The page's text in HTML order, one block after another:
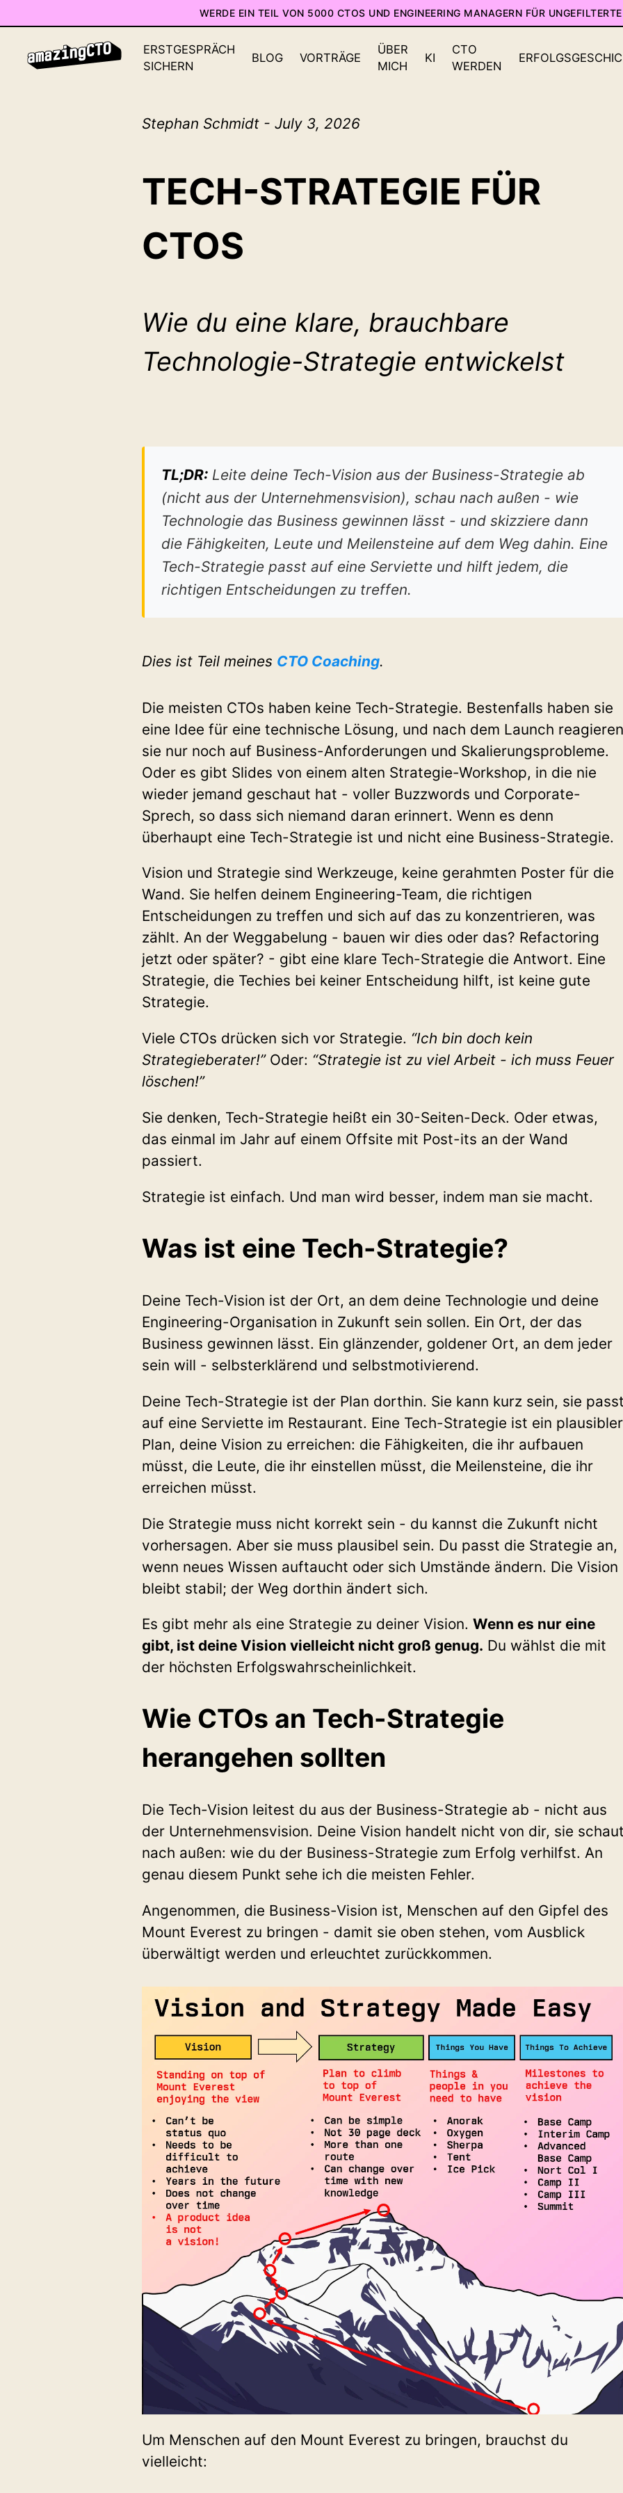
WERDE EIN TEIL VON 5000 CTOS UND ENGINEERING MANAGERN FÜR
ERSTGESPRÄCH
SICHERN
BLOG VORTRÄGE
ÜBER
MICH
KI
CTO
WERDEN
Stephan Schmidt - July 3, 2026
TECH-STRATEGIE FÜR
CTOS
Wie du eine klare, brauchbare
Technologie-Strategie entwickelst
TL;DR: Leite deine Tech-Vision aus der Business-Strategie ab
(nicht aus der Unternehmensvision), schau nach außen - wie
Technologie das Business gewinnen lässt - und skizziere dann
die Fähigkeiten, Leute und Meilensteine auf dem Weg dahin. Eine
Tech-Strategie passt auf eine Serviette und hilft jedem, die
richtigen Entscheidungen zu treffen.
Dies ist Teil meines CTO Coaching.
Die meisten CTOs haben keine Tech-Strategie. Bestenfalls haben sie
eine Idee für eine technische Lösung, und nach dem Launch reagieren
sie nur noch auf Business-Anforderungen und Skalierungsprobleme.
Oder es gibt Slides von einem alten Strategie-Workshop, in die nie
wieder jemand geschaut hat - voller Buzzwords und Corporate-
Sprech, so dass sich niemand daran erinnert. Wenn es denn
überhaupt eine Tech-Strategie ist und nicht eine Business-Strategie.
Vision und Strategie sind Werkzeuge, keine gerahmten Poster für die
Wand. Sie helfen deinem Engineering-Team, die richtigen
Entscheidungen zu treffen und sich auf das zu konzentrieren, was
zählt. An der Weggabelung - bauen wir dies oder das? Refactoring
jetzt oder später? - gibt eine klare Tech-Strategie die Antwort. Eine
Strategie, die Techies bei keiner Entscheidung hilft, ist keine gute
Strategie.
Viele CTOs drücken sich vor Strategie. “Ich bin doch kein
Strategieberater!”Oder: “Strategie ist zu viel Arbeit - ich muss Feuer
löschen!”
Sie denken, Tech-Strategie heißt ein 30-Seiten-Deck. Oder etwas,
das einmal im Jahr auf einem Offsite mit Post-its an der Wand
passiert.
Strategie ist einfach. Und man wird besser, indem man sie macht.
Was ist eine Tech-Strategie?
Deine Tech-Vision ist der Ort, an dem deine Technologie und deine
Engineering-Organisation in Zukunft sein sollen. Ein Ort, der das
Business gewinnen lässt. Ein glänzender, goldener Ort, an dem jeder
sein will - selbsterklärend und selbstmotivierend.
Deine Tech-Strategie ist der Plan dorthin. Sie kann kurz sein, sie
auf eine Serviette im Restaurant. Eine Tech-Strategie ist ein plausibler
Plan, deine Vision zu erreichen: die Fähigkeiten, die ihr aufbauen
müsst, die Leute, die ihr einstellen müsst, die Meilensteine, die ihr
erreichen müsst.
Die Strategie muss nicht korrekt sein - du kannst die Zukunft nicht
vorhersagen. Aber sie muss plausibel sein. Du passt die Strategie an,
wenn neues Wissen auftaucht oder sich Umstände ändern. Die Vision
bleibt stabil; der Weg dorthin ändert sich.
Es gibt mehr als eine Strategie zu deiner Vision. Wenn es nur eine
gibt, ist deine Vision vielleicht nicht groß genug. Du wählst die mit
der höchsten Erfolgswahrscheinlichkeit.
Wie CTOs an Tech-Strategie
herangehen sollten
Die Tech-Vision leitest du aus der Business-Strategie ab - nicht aus
der Unternehmensvision. Deine Vision handelt nicht von dir, sie
nach außen: wie du der Business-Strategie zum Erfolg verhilfst. An
genau diesem Punkt sehe ich die meisten Fehler.
Angenommen, die Business-Vision ist, Menschen auf den Gipfel des
Mount Everest zu bringen - damit sie oben stehen, vom Ausblick
überwältigt werden und erleuchtet zurückkommen.
Um Menschen auf den Mount Everest zu bringen, brauchst du
vielleicht: